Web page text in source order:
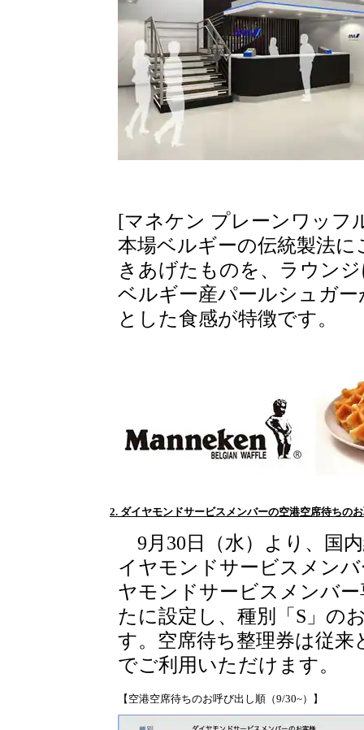
[マネケン プレーンワッフ
本場ベルギーの伝統製法
きあげたものを、ラウン
ベルギー産パールシュガ
とした食感が特徴です。
2. ダイヤモンドサービスメンバーの空港空席待ちの
9月30日（水）より、国
イヤモンドサービスメン
ヤモンドサービスメンバ
たに設定し、種別「S」の
す。空席待ち整理券は従
でご利用いただけます。
【空港空席待ちのお呼び出し順（9/30~）】